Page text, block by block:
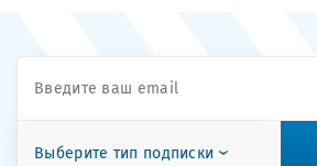
Выберите тип подписки